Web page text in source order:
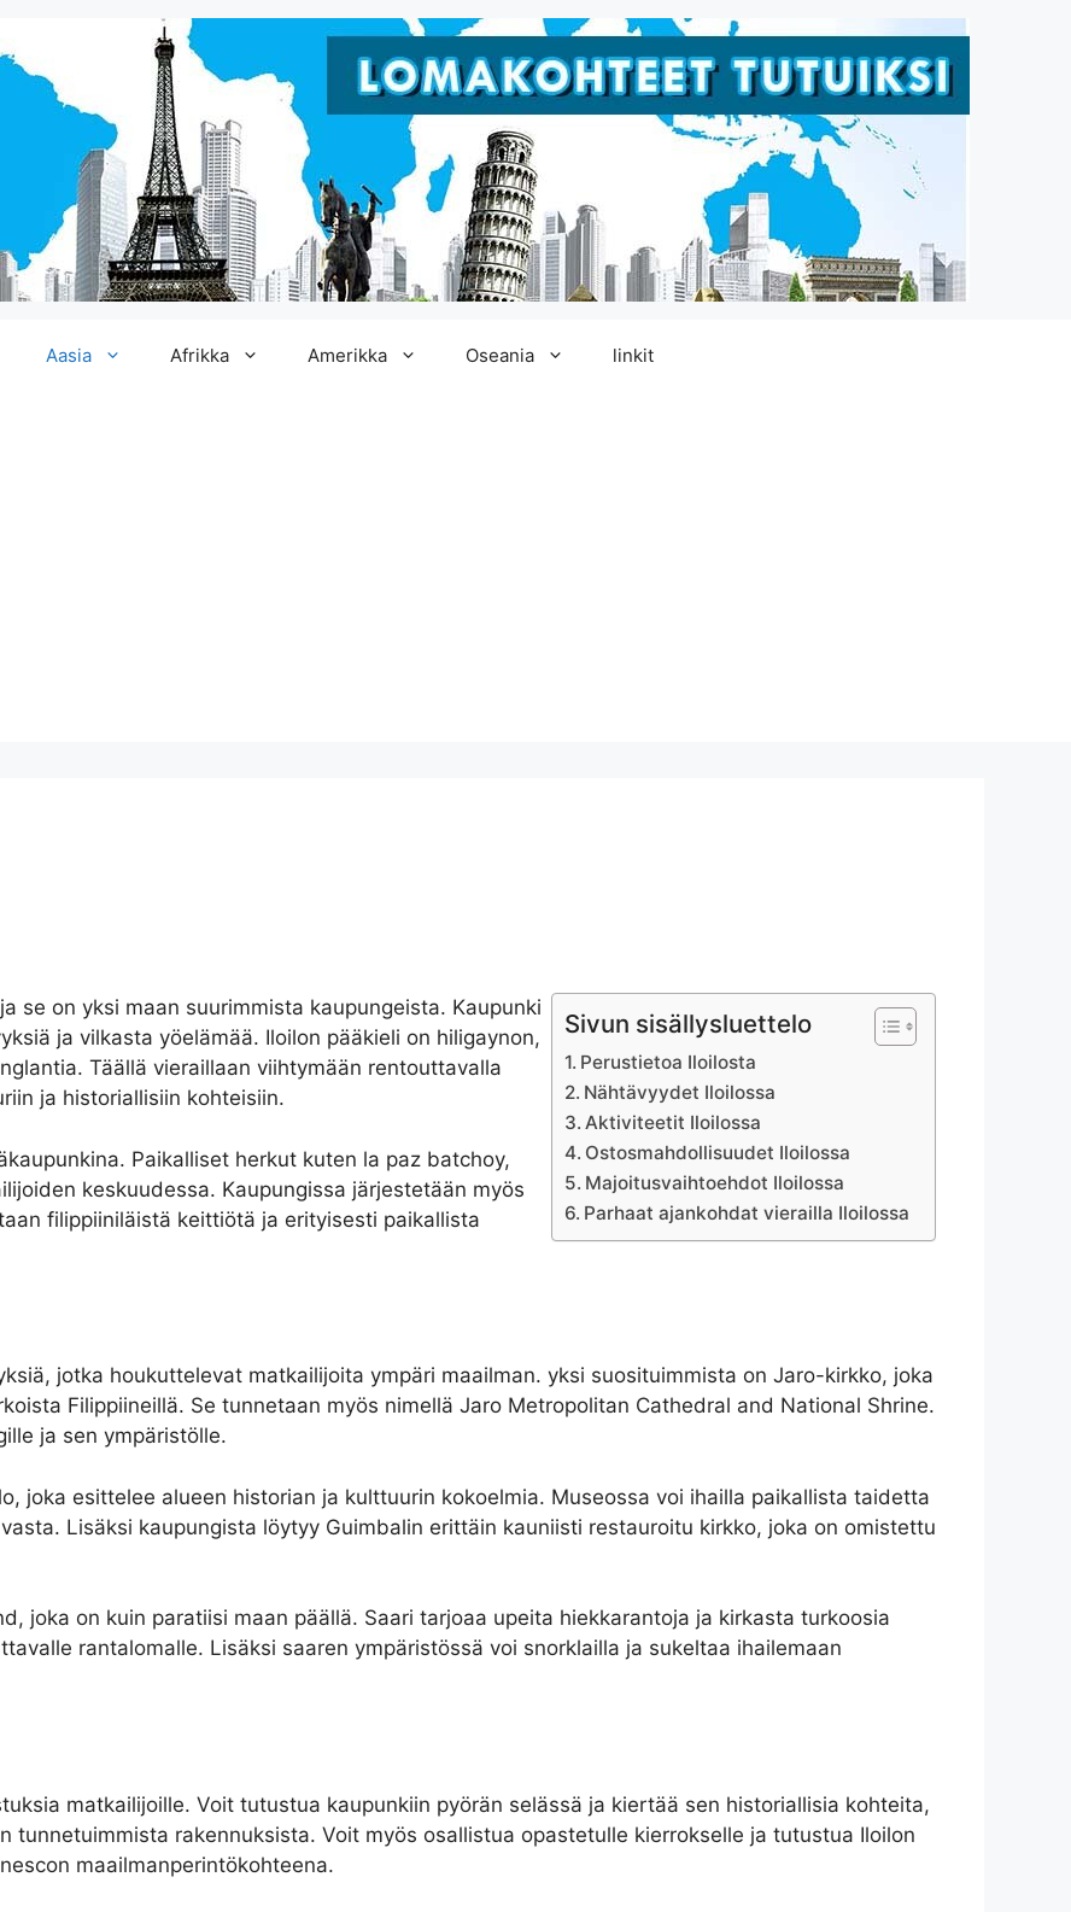
Aasia Afrikka Amerikka Oseania linkit
Sivun sisällysluettelo
Perustietoa Iloilosta
Nähtävyydet Iloilossa
Aktiviteetit Iloilossa
Ostosmahdollisuudet Iloilossa
Majoitusvaihtoehdot Iloilossa
Parhaat ajankohdat vierailla Iloilossa
se on yksi maan suurimmista kaupungeista. Kaupunki
ja vilkasta yöelämää. Iloilon pääkieli on hiligaynon,
Täällä vieraillaan viihtymään rentouttavalla
ja historiallisiin kohteisiin.
Paikalliset herkut kuten la paz batchoy,
keskuudessa. Kaupungissa järjestetään myös
filippiiniläistä keittiötä ja erityisesti paikallista
jotka houkuttelevat matkailijoita ympäri maailman. yksi suosituimmista on Jaro-kirkko, joka
Filippiineillä. Se tunnetaan myös nimellä Jaro Metropolitan Cathedral and National Shrine.
ja sen ympäristölle.
joka esittelee alueen historian ja kulttuurin kokoelmia. Museossa voi ihailla paikallista taidetta
Lisäksi kaupungista löytyy Guimbalin erittäin kauniisti restauroitu kirkko, joka on omistettu
joka on kuin paratiisi maan päällä. Saari tarjoaa upeita hiekkarantoja ja kirkasta turkoosia
rantalomalle. Lisäksi saaren ympäristössä voi snorklailla ja sukeltaa ihailemaan
matkailijoille. Voit tutustua kaupunkiin pyörän selässä ja kiertää sen historiallisia kohteita,
tunnetuimmista rakennuksista. Voit myös osallistua opastetulle kierrokselle ja tutustua Iloilon
maailmanperintökohteena.